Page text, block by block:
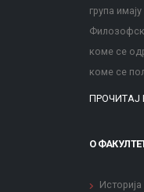
група
коме се
коме се
ПРОЧИТАЈ
О
Историја